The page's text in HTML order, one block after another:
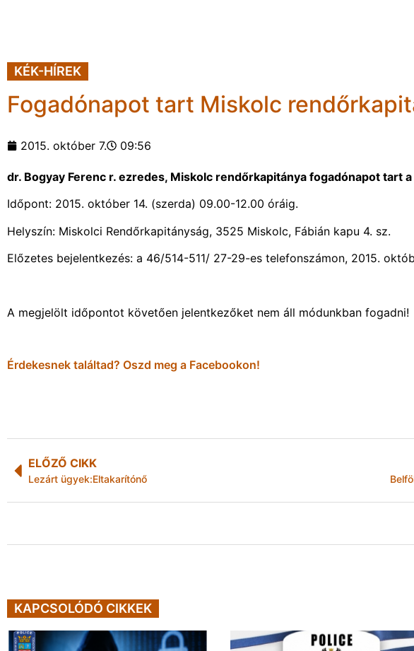
KÉK-HÍREK
Fogadónapot tart Miskolc
2015. október 7. 09:56
dr. Bogyay Ferenc r. ezredes, Miskolc rendőrkapitánya fogadónapot tart
Időpont: 2015. október 14. (szerda) 09.00-12.00 óráig.
Helyszín: Miskolci Rendőrkapitányság, 3525 Miskolc, Fábián kapu 4. sz.
Előzetes bejelentkezés: a 46/514-511/ 27-29-es telefonszámon, 2015.
A megjelölt időpontot követően jelentkezőket nem áll módunkban fogadni!
Érdekesnek találtad? Oszd meg a Facebookon!
ELŐZŐ CIKK
Lezárt ügyek:Eltakarítónő
KAPCSOLÓDÓ CIKKEK